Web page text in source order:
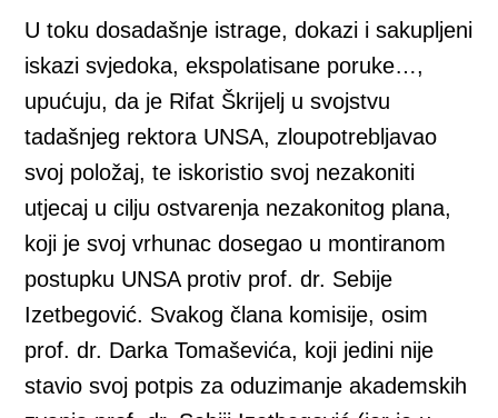
U toku dosadašnje istrage, dokazi i sakupljeni
iskazi svjedoka, ekspolatisane poruke…,
upućuju, da je Rifat Škrijelj u svojstvu
tadašnjeg rektora UNSA, zloupotrebljavao
svoj položaj, te iskoristio svoj nezakoniti
utjecaj u cilju ostvarenja nezakonitog plana,
koji je svoj vrhunac dosegao u montiranom
postupku UNSA protiv prof. dr. Sebije
Izetbegović. Svakog člana komisije, osim
prof. dr. Darka Tomaševića, koji jedini nije
stavio svoj potpis za oduzimanje akademskih